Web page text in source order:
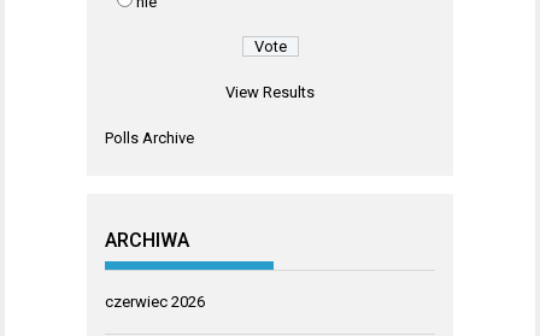
View Results
Polls Archive
ARCHIWA
czerwiec 2026